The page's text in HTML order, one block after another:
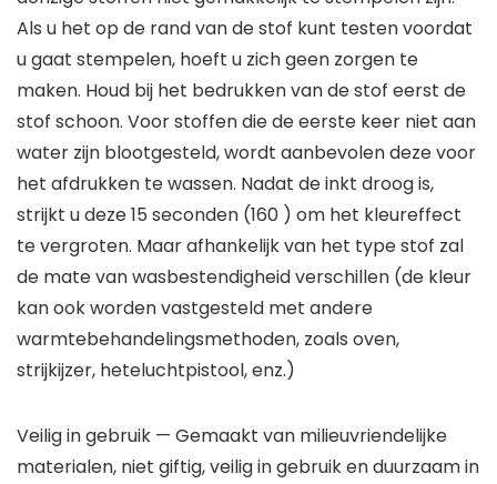
Als u het op de rand van de stof kunt testen voordat
u gaat stempelen, hoeft u zich geen zorgen te
maken. Houd bij het bedrukken van de stof eerst de
stof schoon. Voor stoffen die de eerste keer niet aan
water zijn blootgesteld, wordt aanbevolen deze voor
het afdrukken te wassen. Nadat de inkt droog is,
strijkt u deze 15 seconden (160 ) om het kleureffect
te vergroten. Maar afhankelijk van het type stof zal
de mate van wasbestendigheid verschillen (de kleur
kan ook worden vastgesteld met andere
warmtebehandelingsmethoden, zoals oven,
strijkijzer, heteluchtpistool, enz.)
Veilig in gebruik — Gemaakt van milieuvriendelijke
materialen, niet giftig, veilig in gebruik en duurzaam in